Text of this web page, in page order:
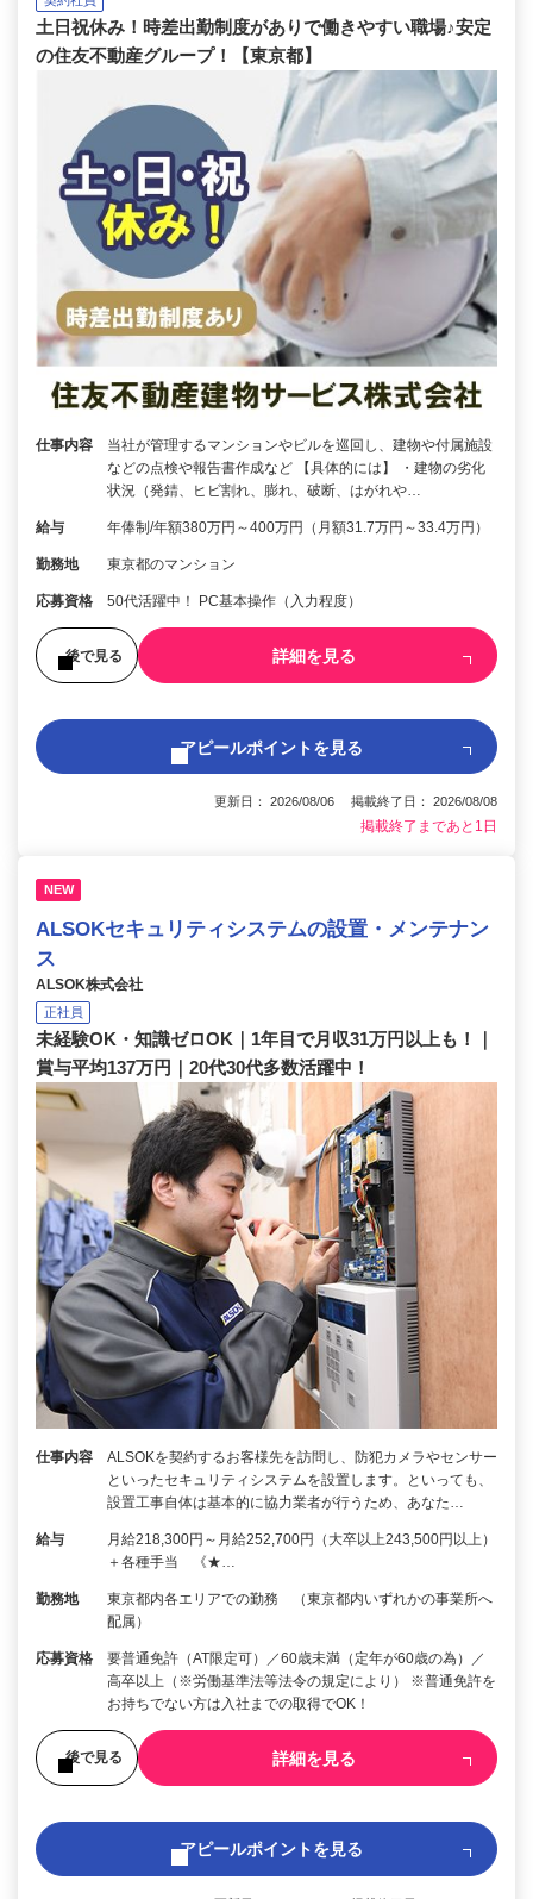
土日祝休み！時差出勤制度がありで働きやすい職場♪安定
の住友不動産グループ！【東京都】
仕事内容
当社が管理するマンションやビルを巡回し、建物や付属施設
などの点検や報告書作成など 【具体的には】 ・建物の劣化
状況（発錆、ヒビ割れ、膨れ、破断、はがれや…
給与 年俸制/年額380万円～400万円（月額31.7万円～33.4万円）
勤務地 東京都のマンション
応募資格 50代活躍中！ PC基本操作（入力程度）
後で見る 詳細を見る
アピールポイントを見る
更新日： 2026/08/06 掲載終了日： 2026/08/08
掲載終了まであと1日
NEW
ALSOKセキュリティシステムの設置・メンテナン
ス
ALSOK株式会社
正社員
未経験OK・知識ゼロOK｜1年目で月収31万円以上も！｜
賞与平均137万円｜20代30代多数活躍中！
仕事内容
ALSOKを契約するお客様先を訪問し、防犯カメラやセンサー
といったセキュリティシステムを設置します。といっても、
設置工事自体は基本的に協力業者が行うため、あなた…
給与
月給218,300円～月給252,700円（大卒以上243,500円以上）
＋各種手当 《★…
勤務地
東京都内各エリアでの勤務 （東京都内いずれかの事業所へ
配属）
応募資格
要普通免許（AT限定可）／60歳未満（定年が60歳の為）／
高卒以上（※労働基準法等法令の規定により） ※普通免許を
お持ちでない方は入社までの取得でOK！
後で見る 詳細を見る
アピールポイントを見る